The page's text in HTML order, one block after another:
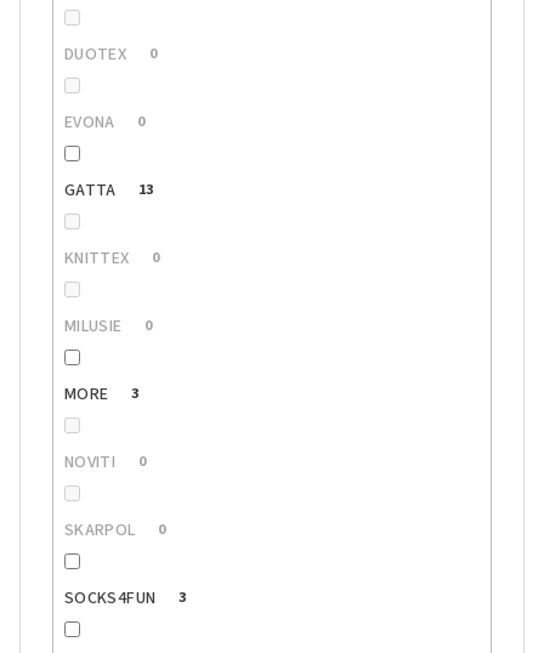
DUOTEX 0
EVONA 0
GATTA 13
KNITTEX 0
MILUSIE 0
MORE 3
NOVITI 0
SKARPOL 0
SOCKS4FUN 3